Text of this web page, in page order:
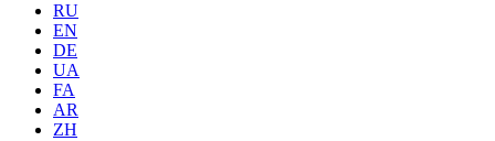
RU
EN
DE
UA
FA
AR
ZH